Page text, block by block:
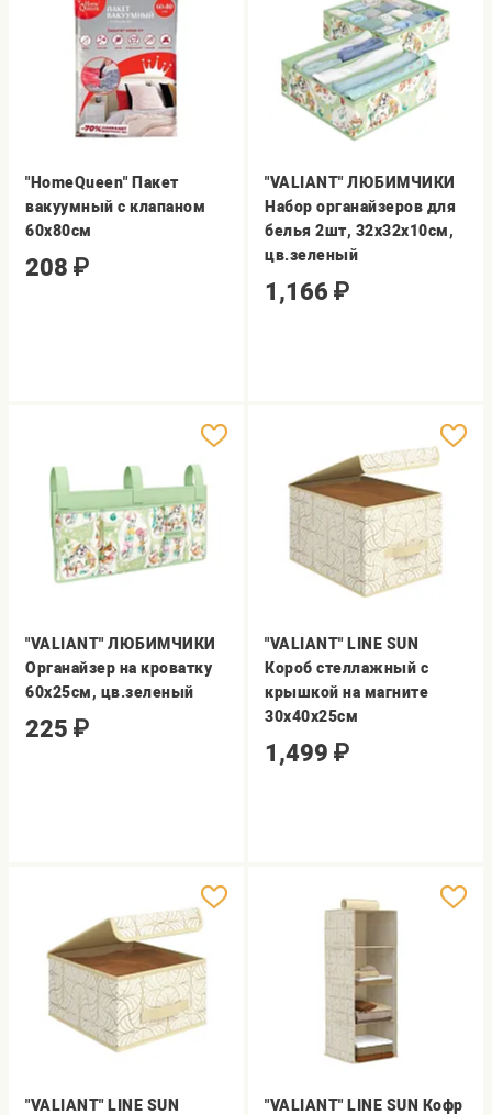
"HomeQueen" Пакет
вакуумный с клапаном
60х80см
208 ₽
"VALIANT" ЛЮБИМЧИКИ
Набор органайзеров для
белья 2шт, 32х32х10см,
цв.зеленый
1,166 ₽
"VALIANT" ЛЮБИМЧИКИ
Органайзер на кроватку
60х25см, цв.зеленый
225 ₽
"VALIANT" LINE SUN
Короб стеллажный с
крышкой на магните
30х40х25см
1,499 ₽
"VALIANT" LINE SUN
"VALIANT" LINE SUN Кофр